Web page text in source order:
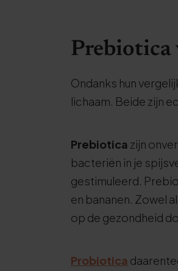
Prebiotica
Ondanks hun
lichaam. Beide zijn
Prebiotica zijn
bacteriën in je
gestimuleerd.
en bananen. Zowel
op de gezondheid
Probiotica